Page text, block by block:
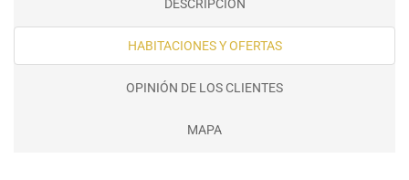
DESCRIPCIÓN
HABITACIONES Y OFERTAS
OPINIÓN DE LOS CLIENTES
MAPA